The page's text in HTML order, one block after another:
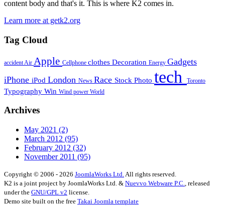
content body and that's it. This is where K2 comes in.
Learn more at getk2.org
Tag Cloud
accident Air Apple Cellphone clothes Decoration Energy Gadgets
iPhone iPod London News Race Stock Photo tech Toronto
Typography Win Wind power World
Archives
May 2021 (2)
March 2012 (95)
February 2012 (32)
November 2011 (95)
Copyright © 2006 - 2026 JoomlaWorks Ltd.All rights reserved.
K2 is a joint project by JoomlaWorks Ltd. & Nuevvo Webware P.C., released
under the GNU/GPL v2 license.
Demo site built on the free Takai Joomla template